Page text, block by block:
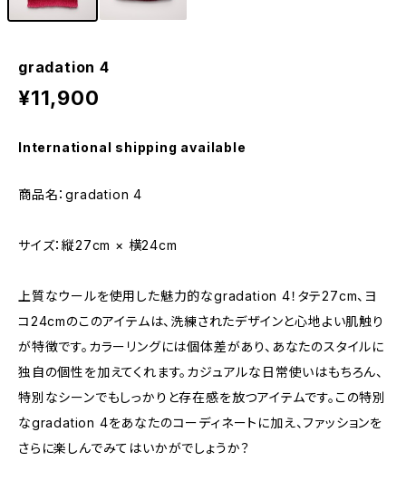
gradation 4
¥11,900
International shipping available
商品名：gradation 4
サイズ：縦27cm × 横24cm
上質なウールを使用した魅力的なgradation 4！タテ27cm、ヨ
コ24cmのこのアイテムは、洗練されたデザインと心地よい肌触り
が特徴です。カラーリングには個体差があり、あなたのスタイルに
独自の個性を加えてくれます。カジュアルな日常使いはもちろん、
特別なシーンでもしっかりと存在感を放つアイテムです。この特別
なgradation 4をあなたのコーディネートに加え、ファッションを
さらに楽しんでみてはいかがでしょうか？